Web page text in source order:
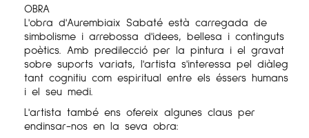
OBRA
L'obra d'Aurembiaix Sabaté està carregada de
simbolisme i arrebossa d'idees, bellesa i continguts
poètics. Amb predilecció per la pintura i el gravat
sobre suports variats, l'artista s'interessa pel diàleg
tant cognitiu com espiritual entre els éssers humans
i el seu medi.
L'artista també ens ofereix algunes claus per
endinsar-nos en la seva obra: